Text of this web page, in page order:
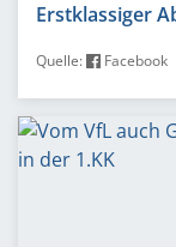
Erstklassiger
Quelle: Facebook